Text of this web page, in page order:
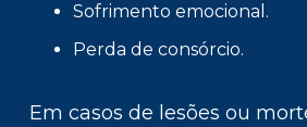
Sofrimento emocional.
Perda de consórcio.
Em casos de lesões ou